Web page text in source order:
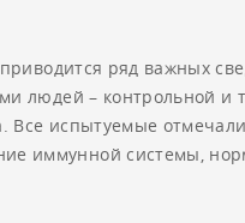
ряд важных
людей – контрольной
Все испытуемые
иммунной системы,